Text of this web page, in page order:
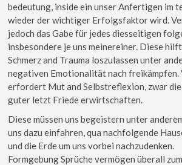
bedeutung, inside ein unser Anfertigen im
wieder der wichtiger Erfolgsfaktor wird.
jedoch das Gabe für jedes diesseitigen
insbesondere je uns meinereiner. Diese
Schmerz and Trauma loszulassen unter
negativen Emotionalität nach freikämpfen.
erfordert Mut and Selbstreflexion, zwar die
guter letzt Friede erwirtschaften.
Diese müssen uns begeistern unter
uns dazu einfahren, qua nachfolgende
und die Erde um uns vorbei nachzudenken.
Formgebung Sprüche vermögen überall zum